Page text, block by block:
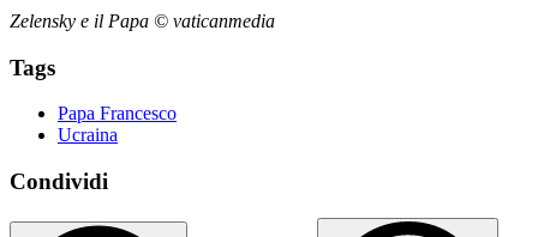
Zelensky e il Papa © vaticanmedia
Tags
Papa Francesco
Ucraina
Condividi